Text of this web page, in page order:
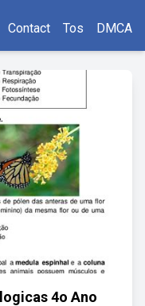
Contact Tos DMCA
4o Ano